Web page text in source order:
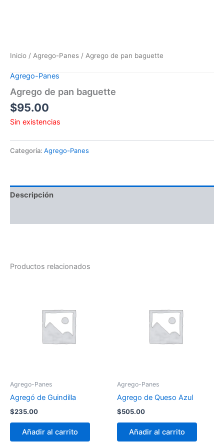
Inicio / Agrego-Panes / Agrego de pan baguette
Agrego-Panes
Agrego de pan baguette
$95.00
Sin existencias
Categoría: Agrego-Panes
Descripción
Productos relacionados
Agrego-Panes
Agregó de Guindilla
$235.00
Añadir al carrito
Agrego-Panes
Agrego de Queso Azul
$505.00
Añadir al carrito